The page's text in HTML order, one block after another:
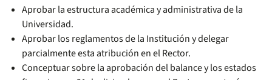
Aprobar la estructura académica y administrativa de la
Universidad.
Aprobar los reglamentos de la Institución y delegar
parcialmente esta atribución en el Rector.
Conceptuar sobre la aprobación del balance y los estados